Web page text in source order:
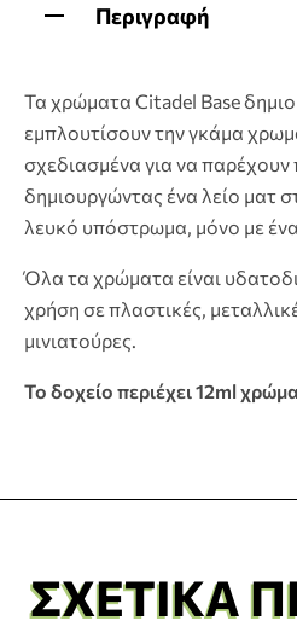
Περιγραφή
Τα χρώματα Citadel Base
εμπλουτίσουν την γκάμα
σχεδιασμένα για να
δημιουργώντας ένα λείο ματ
λευκό υπόστρωμα, μόνο με
Όλα τα χρώματα είναι
χρήση σε πλαστικές,
μινιατούρες.
Το δοχείο περιέχει 12ml
ΣΧΕΤΙΚΆ